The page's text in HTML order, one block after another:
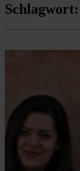
Schlagwort: